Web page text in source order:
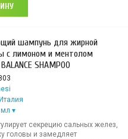
шампунь для жирной
с лимоном и ментолом
SHAMPOO
Италия
секрецию сальных желез,
головы и замедляет